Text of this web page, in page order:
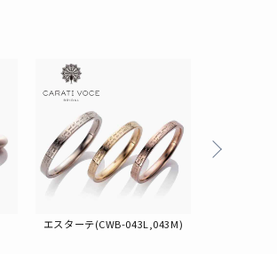
エスターテ(CWB-043L,043M)